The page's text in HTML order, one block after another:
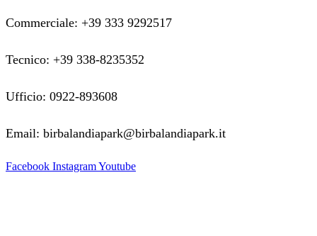
Commerciale: +39 333 9292517
Tecnico: +39 338-8235352
Ufficio: 0922-893608
Email: birbalandiapark@birbalandiapark.it
Facebook InstagramYoutube